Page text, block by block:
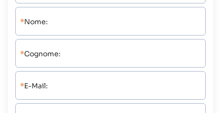
*Nome:
*Cognome:
*E-Mail: